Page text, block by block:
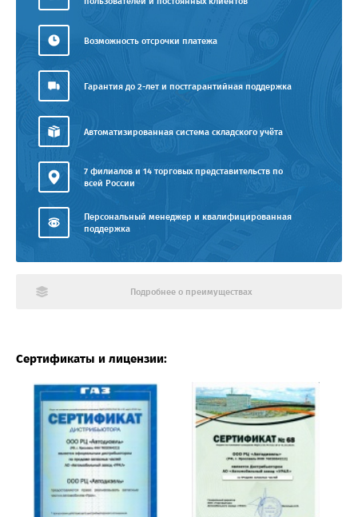
Возможность отсрочки платежа
Гарантия до 2-лет и постгарантийная поддержка
Автоматизированная система складского учёта
7 филиалов и 14 торговых представительств по
всей России
Персональный менеджер и квалифицированная
поддержка
Подробнее о преимуществах
Сертификаты и лицензии: